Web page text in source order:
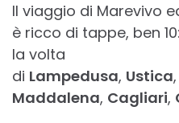
Il viaggio di Marevivo
è ricco di tappe, ben
la volta
di Lampedusa, Ustica,
Maddalena, Cagliari,